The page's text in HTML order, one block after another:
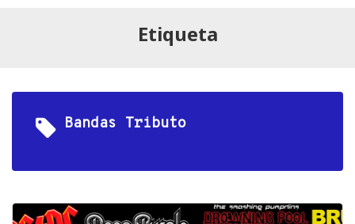
Etiqueta
Bandas Tributo